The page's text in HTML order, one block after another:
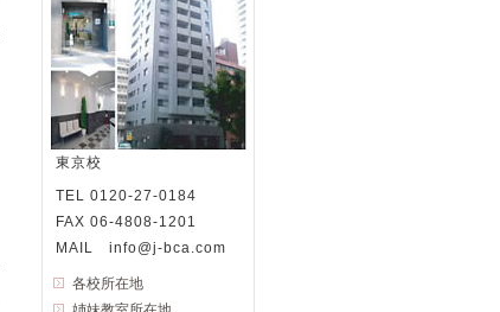
東京校
TEL 0120-27-0184
FAX 06-4808-1201
MAIL info@j-bca.com
各校所在地